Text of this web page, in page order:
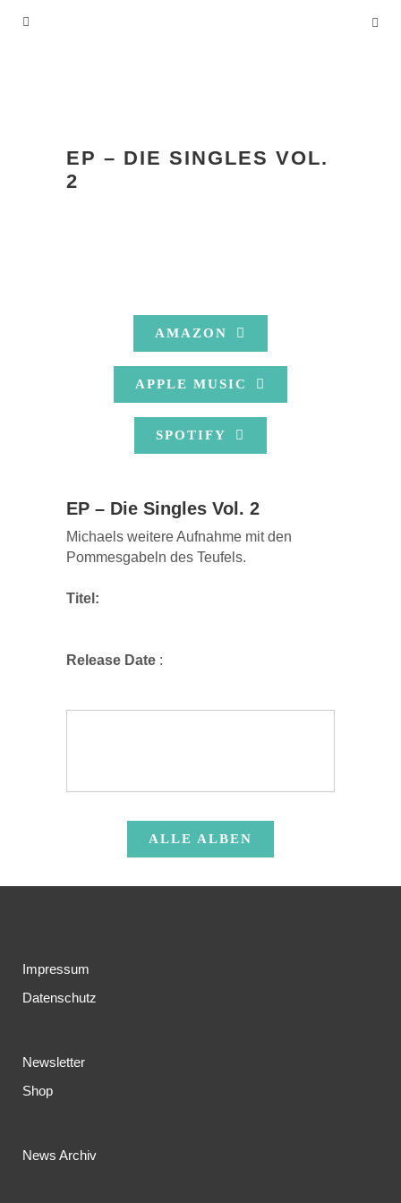
EP – DIE SINGLES VOL.
2
AMAZON
APPLE MUSIC
SPOTIFY
EP – Die Singles Vol. 2
Michaels weitere Aufnahme mit den
Pommesgabeln des Teufels.
Titel:
Release Date :
ALLE ALBEN
Impressum
Datenschutz
Newsletter
Shop
News Archiv